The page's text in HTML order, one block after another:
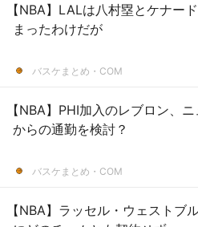
【NBA】LALは八村塁とケナー
まったわけだが
バスケまとめ・COM
【NBA】PHI加入のレブロン、
からの通勤を検討？
バスケまとめ・COM
【NBA】ラッセル・ウェストブ